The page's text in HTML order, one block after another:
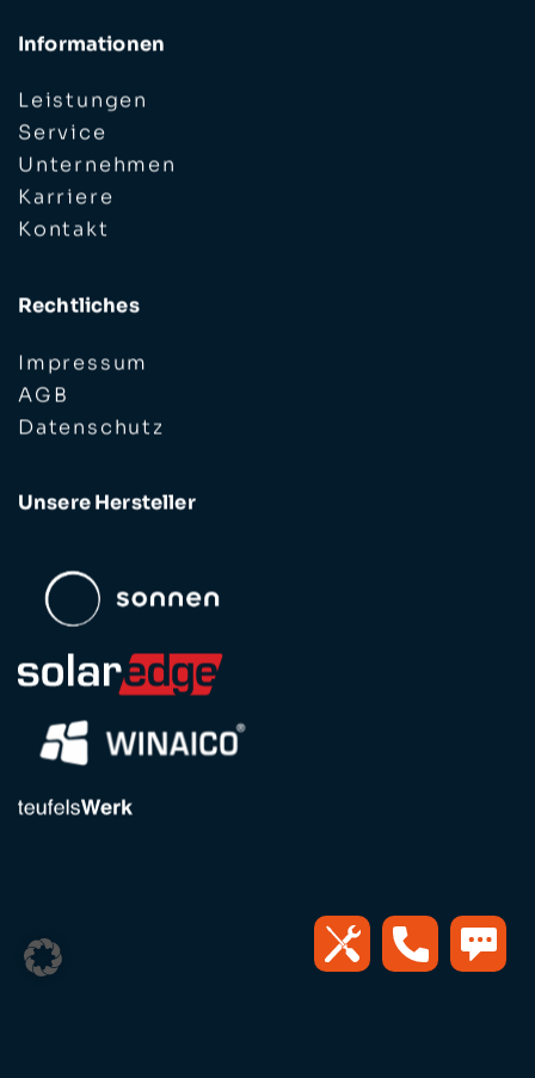
Informationen
Leistungen
Service
Unternehmen
Karriere
Kontakt
Rechtliches
Impressum
AGB
Datenschutz
Unsere Hersteller